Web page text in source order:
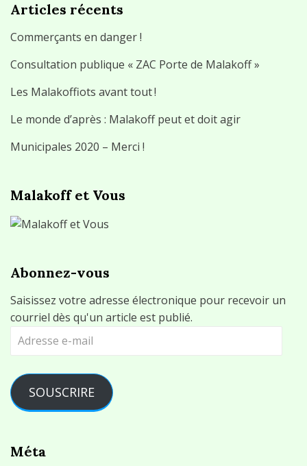
Articles récents
Commerçants en danger !
Consultation publique « ZAC Porte de Malakoff »
Les Malakoffiots avant tout !
Le monde d’après : Malakoff peut et doit agir
Municipales 2020 – Merci !
Malakoff et Vous
Abonnez-vous
Saisissez votre adresse électronique pour recevoir un
courriel dès qu'un article est publié.
Adresse
SOUSCRIRE
Méta